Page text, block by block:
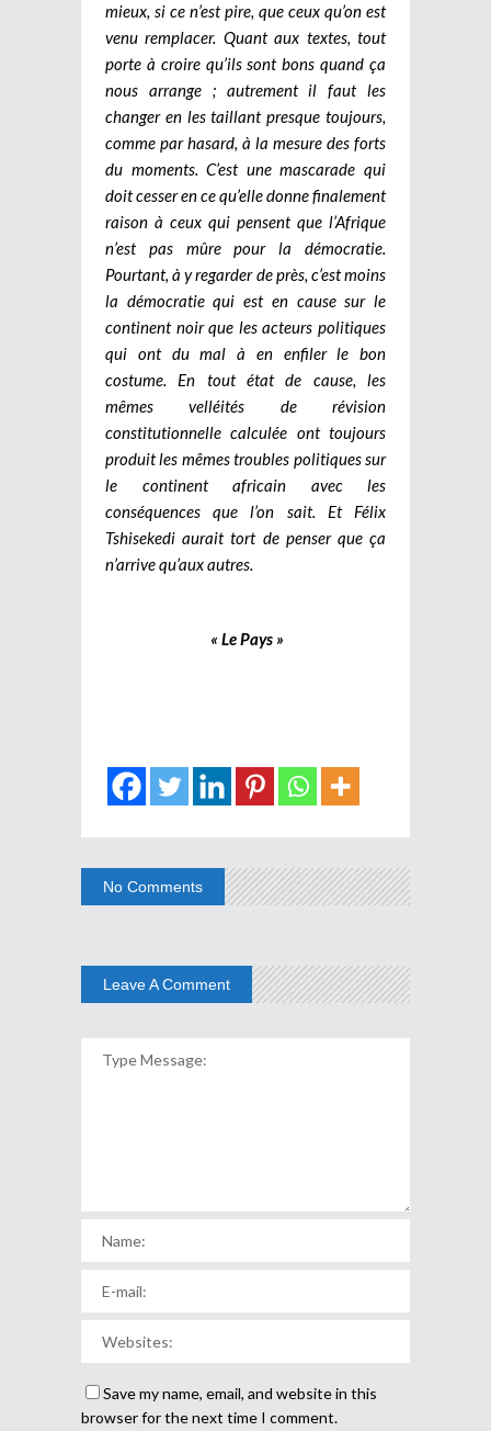
mieux, si ce n’est pire, que ceux qu’on est
venu remplacer. Quant aux textes, tout
porte à croire qu’ils sont bons quand ça
nous arrange ; autrement il faut les
changer en les taillant presque toujours,
comme par hasard, à la mesure des forts
du moments. C’est une mascarade qui
doit cesser en ce qu’elle donne finalement
raison à ceux qui pensent que l’Afrique
n’est pas mûre pour la démocratie.
Pourtant, à y regarder de près, c’est moins
la démocratie qui est en cause sur le
continent noir que les acteurs politiques
qui ont du mal à en enfiler le bon
costume. En tout état de cause, les
mêmes velléités de révision
constitutionnelle calculée ont toujours
produit les mêmes troubles politiques sur
le continent africain avec les
conséquences que l’on sait. Et Félix
Tshisekedi aurait tort de penser que ça
n’arrive qu’aux autres.
« Le Pays »
No Comments
Leave A Comment
Save my name, email, and website in this
browser for the next time I comment.